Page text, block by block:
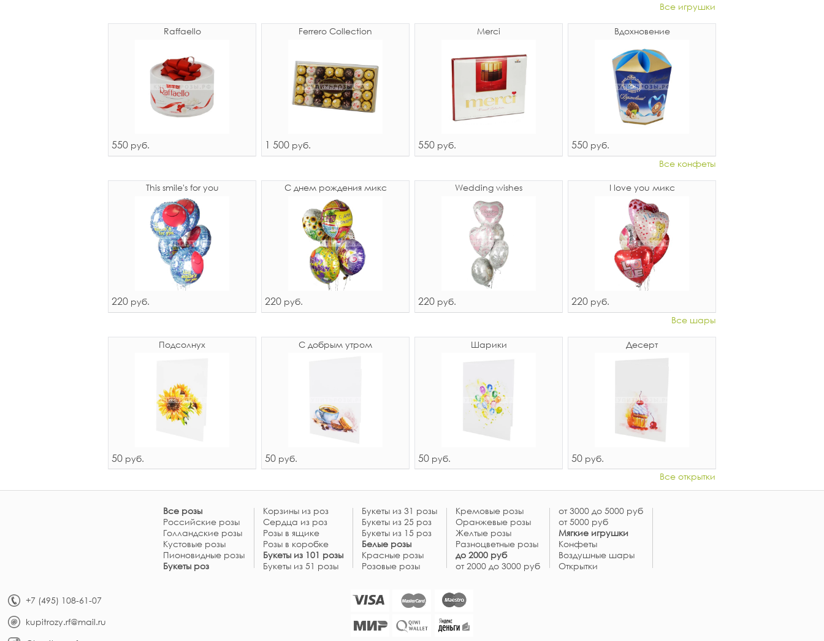
Все игрушки
Raffaello
550 руб.
Ferrero Collection
1 500 руб.
Merci
550 руб.
Вдохновение
550 руб.
Все конфеты
This smile's for you
220 руб.
С днем рождения микс
220 руб.
Wedding wishes
220 руб.
I love you микс
220 руб.
Все шары
Подсолнух
50 руб.
С добрым утром
50 руб.
Шарики
50 руб.
Десерт
50 руб.
Все открытки
Все розы
Российские розы
Голландские розы
Кустовые розы
Пионовидные розы
Букеты роз
Корзины из роз
Сердца из роз
Розы в ящике
Розы в коробке
Букеты из 101 розы
Букеты из 51 розы
Букеты из 31 розы
Букеты из 25 роз
Букеты из 15 роз
Белые розы
Красные розы
Розовые розы
Кремовые розы
Оранжевые розы
Желтые розы
Разноцветные розы
до 2000 руб
от 2000 до 3000 руб
от 3000 до 5000 руб
от 5000 руб
Мягкие игрушки
Конфеты
Воздушные шары
Открытки
+7 (495) 108-61-07
kupitrozy.rf@mail.ru